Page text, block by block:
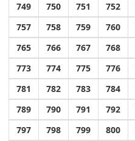
749
750 751 752
757
758 759 760
765
766 767 768
773
774 775 776
781
782 783 784
789
790 791 792
797
798 799 800